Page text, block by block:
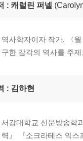
: 캐럴린 퍼넬
역사학자이자 작가. 〈
구한 감각의 역사를 주
: 김하현
서강대학교 신문방송학
력』 『소크라테스 익스